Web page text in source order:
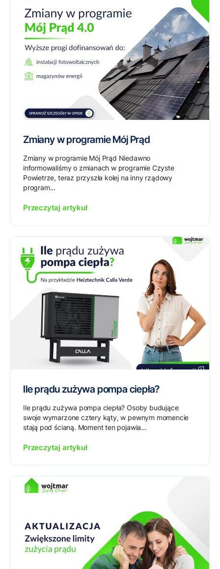
Zmiany w programie Mój Prąd
Zmiany w programie Mój Prąd Niedawno
informowaliśmy o zmianach w programie Czyste
Powietrze, teraz przyszła kolej na inny rządowy
program...
Przeczytaj artykuł
Ile prądu zużywa pompa ciepła?
Ile prądu zużywa pompa ciepła? Osoby budujące
swoje wymarzone cztery kąty, w pewnym momencie
stają pod ścianą. Moment ten pojawia...
Przeczytaj artykuł